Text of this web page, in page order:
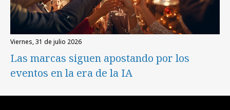
viernes, 31 de julio 2026
Las marcas siguen apostando por los
eventos en la era de la IA